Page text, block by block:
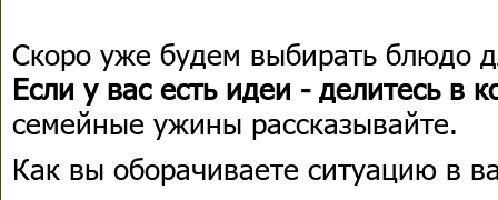
Скоро уже будем выбирать блюдо
Если у вас есть идеи - делитесь в
семейные ужины рассказывайте.
Как вы оборачиваете ситуацию в